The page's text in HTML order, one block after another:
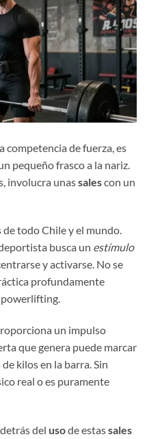
competencia de fuerza, es
pequeño frasco a la nariz.
involucra unassalescon un
de todo Chile y el mundo.
busca un estímulo
y activarse. No se
profundamente
powerlifting.
un impulso
que genera puede marcar
kilos en la barra. Sin
real o es puramente
del usode estassales